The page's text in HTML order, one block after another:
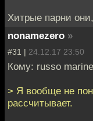
Хитрые парни
nonamezero »
#31 | 24.12.17 23:50
Кому: russo
> Я вообще не
рассчитывает.